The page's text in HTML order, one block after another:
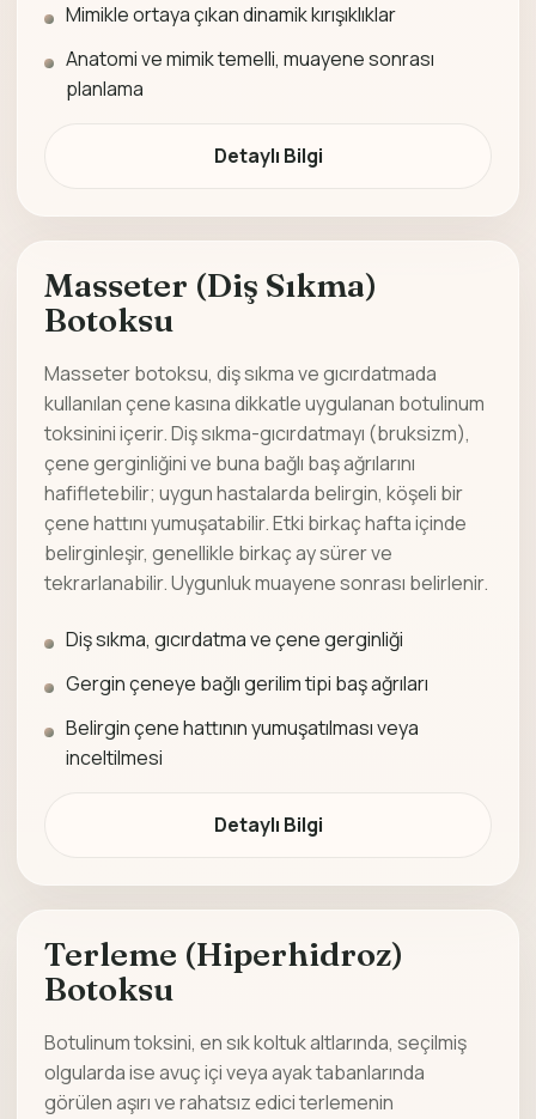
Mimikle ortaya çıkan dinamik kırışıklıklar
Anatomi ve mimik temelli, muayene sonrası
planlama
Detaylı Bilgi
Masseter (Diş Sıkma)
Botoksu
Masseter botoksu, diş sıkma ve gıcırdatmada
kullanılan çene kasına dikkatle uygulanan botulinum
toksinini içerir. Diş sıkma-gıcırdatmayı (bruksizm),
çene gerginliğini ve buna bağlı baş ağrılarını
hafifletebilir; uygun hastalarda belirgin, köşeli bir
çene hattını yumuşatabilir. Etki birkaç hafta içinde
belirginleşir, genellikle birkaç ay sürer ve
tekrarlanabilir. Uygunluk muayene sonrası belirlenir.
Diş sıkma, gıcırdatma ve çene gerginliği
Gergin çeneye bağlı gerilim tipi baş ağrıları
Belirgin çene hattının yumuşatılması veya
inceltilmesi
Detaylı Bilgi
Terleme (Hiperhidroz)
Botoksu
Botulinum toksini, en sık koltuk altlarında, seçilmiş
olgularda ise avuç içi veya ayak tabanlarında
görülen aşırı ve rahatsız edici terlemenin